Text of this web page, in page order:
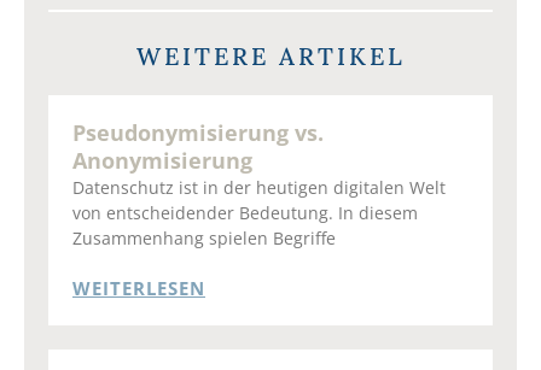
WEITERE ARTIKEL
Pseudonymisierung vs.
Anonymisierung
Datenschutz ist in der heutigen digitalen Welt
von entscheidender Bedeutung. In diesem
Zusammenhang spielen Begriffe
WEITERLESEN